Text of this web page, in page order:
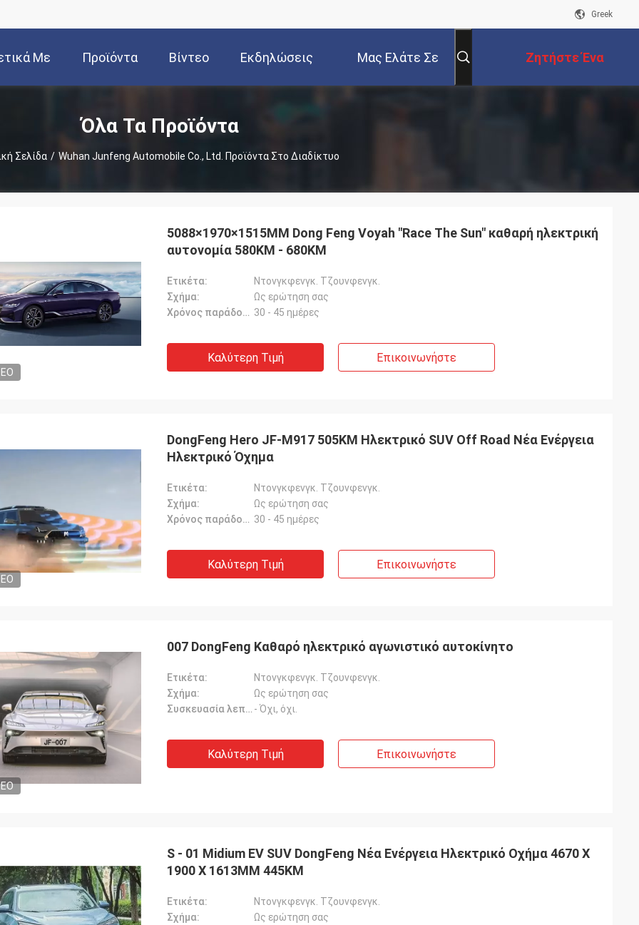
Greek
Με Προϊόντα Βίντεο Εκδηλώσεις Μας Ελάτε Σε Ζητήστε Ένα
Απόσπασμα
Όλα Τα Προϊόντα
Σελίδα / Wuhan Junfeng Automobile Co., Ltd. Προϊόντα Στο Διαδίκτυο
5088×1970×1515MM Dong Feng Voyah "Race The Sun" καθαρή ηλεκτρική
αυτονομία 580KM - 680KM
Ετικέτα:
Ντονγκφενγκ. Τζουνφενγκ.
Σχήμα:
Ως ερώτηση σας
Χρόνος παράδοσης: 30 - 45 ημέρες
Καλύτερη Τιμή Επικοινωνήστε
DongFeng Hero JF-M917 505KM Ηλεκτρικό SUV Off Road Νέα Ενέργεια
Ηλεκτρικό Όχημα
Ετικέτα:
Ντονγκφενγκ. Τζουνφενγκ.
Σχήμα:
Ως ερώτηση σας
Χρόνος παράδοσης: 30 - 45 ημέρες
Καλύτερη Τιμή Επικοινωνήστε
007 DongFeng Καθαρό ηλεκτρικό αγωνιστικό αυτοκίνητο
Ετικέτα:
Ντονγκφενγκ. Τζουνφενγκ.
Σχήμα:
Ως ερώτηση σας
Συσκευασία λεπτομέρειες: - Όχι, όχι.
Καλύτερη Τιμή Επικοινωνήστε
S - 01 Midium EV SUV DongFeng Νέα Ενέργεια Ηλεκτρικό Οχήμα 4670 X
1900 X 1613MM 445KM
Ετικέτα:
Ντονγκφενγκ. Τζουνφενγκ.
Σχήμα:
Ως ερώτηση σας